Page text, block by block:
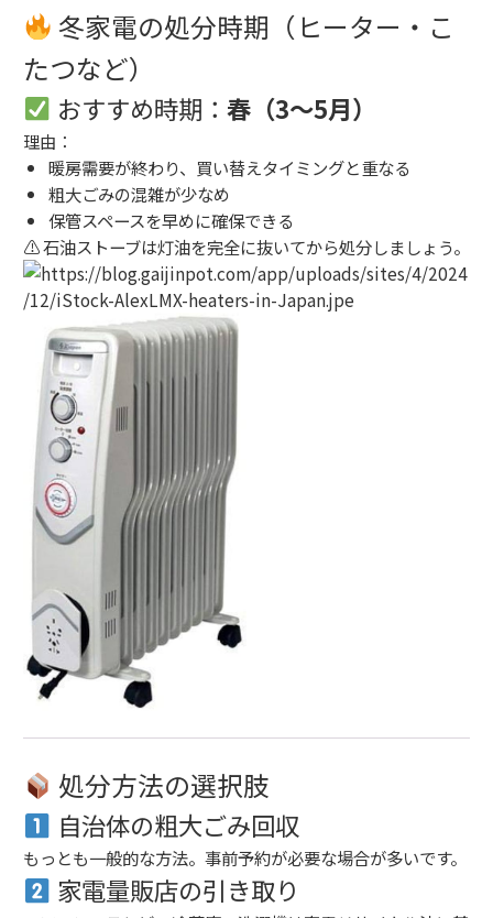
冬家電の処分時期（ヒーター・こ
たつなど）
おすすめ時期： 春（3〜5月）
理由：
暖房需要が終わり、買い替えタイミングと重なる
粗大ごみの混雑が少なめ
保管スペースを早めに確保できる
⚠ 石油ストーブは灯油を完全に抜いてから処分しましょう。
処分方法の選択肢
自治体の粗大ごみ回収
もっとも一般的な方法。事前予約が必要な場合が多いです。
家電量販店の引き取り